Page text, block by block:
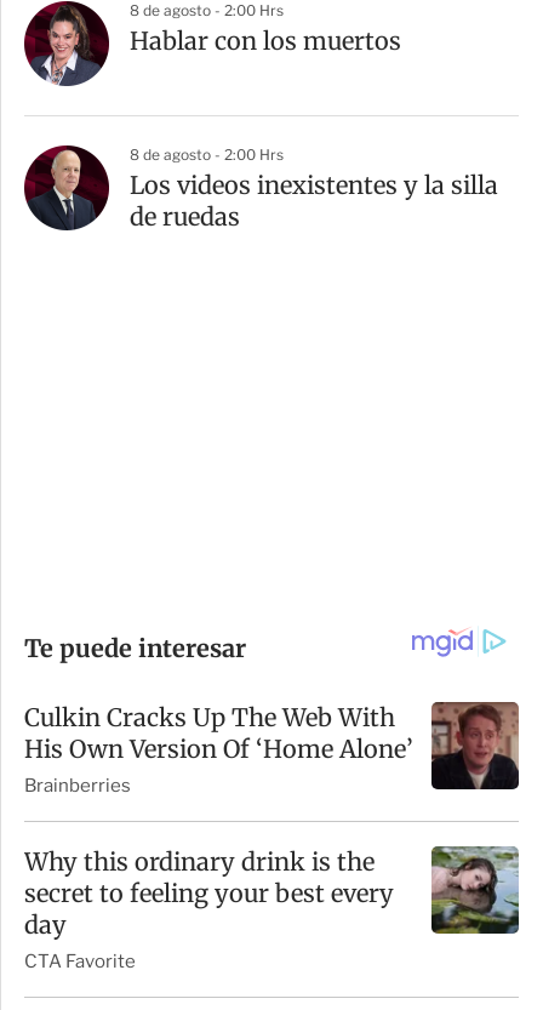
8 de agosto - 2:00 Hrs
Hablar con los muertos
8 de agosto - 2:00 Hrs
Los videos inexistentes y la silla
de ruedas